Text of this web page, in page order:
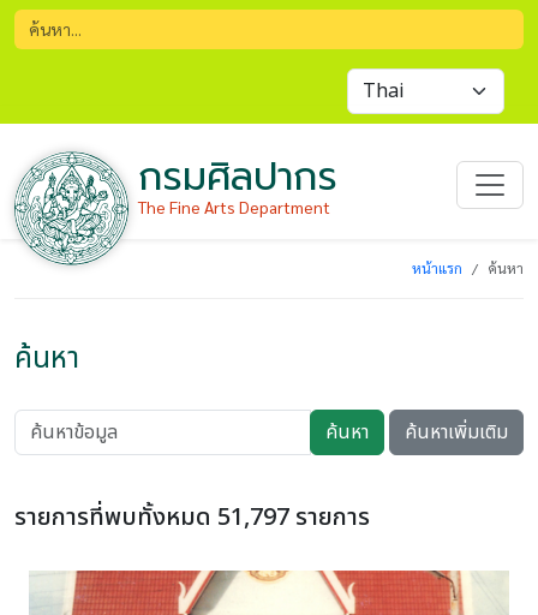
กรมศิลปากร
The Fine Arts Department
หน้าแรก ค้นหา
ค้นหา
ค้นหา ค้นหาเพิ่มเติม
รายการที่พบทั้งหมด 51,797 รายการ